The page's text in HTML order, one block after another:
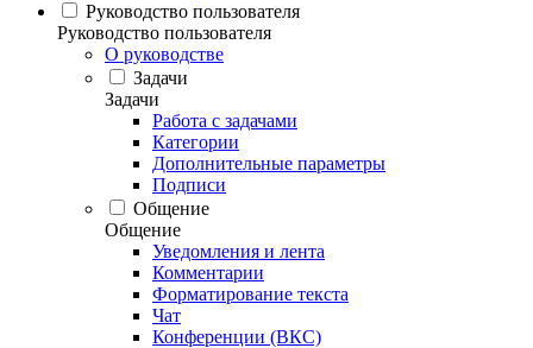
Руководство пользователя
Руководство пользователя
О руководстве
Задачи
Задачи
Работа с задачами
Категории
Дополнительные параметры
Подписи
Общение
Общение
Уведомления и лента
Комментарии
Форматирование текста
Чат
Конференции (ВКС)